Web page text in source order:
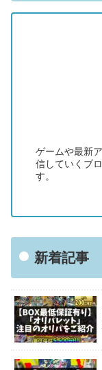
ゲームや最新
信していくブ
す。
新着記事